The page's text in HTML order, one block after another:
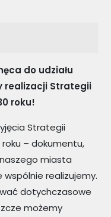
do udziału
realizacji Strategii
roku!
Strategii
roku – dokumentu,
miasta
wspólnie realizujemy.
dotychczasowe
możemy